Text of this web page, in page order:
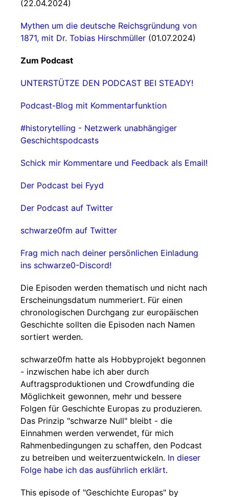
(22.04.2024)
Mythen um die deutsche Reichsgründung von
1871, mit Dr. Tobias Hirschmüller (01.07.2024)
Zum Podcast
UNTERSTÜTZE DEN PODCAST BEI STEADY!
Podcast-Blog mit Kommentarfunktion
#historytelling - Netzwerk unabhängiger
Geschichtspodcasts
Schick mir Kommentare und Feedback als Email!
Der Podcast bei Fyyd
Der Podcast auf Twitter
schwarze0fm auf Twitter
Frag mich nach deiner persönlichen Einladung
ins schwarze0-Discord!
Die Episoden werden thematisch und nicht nach
Erscheinungsdatum nummeriert. Für einen
chronologischen Durchgang zur europäischen
Geschichte sollten die Episoden nach Namen
sortiert werden.
schwarze0fm hatte als Hobbyprojekt begonnen
- inzwischen habe ich aber durch
Auftragsproduktionen und Crowdfunding die
Möglichkeit gewonnen, mehr und bessere
Folgen für Geschichte Europas zu produzieren.
Das Prinzip "schwarze Null" bleibt - die
Einnahmen werden verwendet, für mich
Rahmenbedingungen zu schaffen, den Podcast
zu betreiben und weiterzuentwickeln. In dieser
Folge habe ich das ausführlich erklärt.
This episode of "Geschichte Europas" by